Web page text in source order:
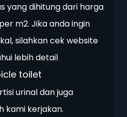
yang dihitung dari harga
m2. Jika anda ingin
silahkan cek website
lebih detail
toilet
urinal dan juga
kami kerjakan.